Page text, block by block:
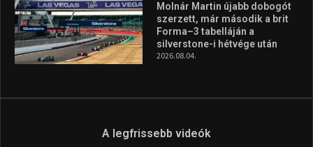
Molnár Martin újabb dobogót
szerzett, már második a brit
Forma–3 tabelláján a
silverstone-i hétvége után
2026.08.04.
A legfrissebb videók